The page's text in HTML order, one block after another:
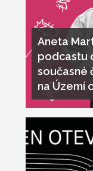
Aneta
podcastu
současné
na Území